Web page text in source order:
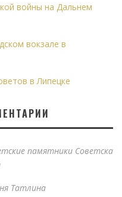
войны на Дальнем
вокзале в
в Липецке
памятники Советска
Татлина